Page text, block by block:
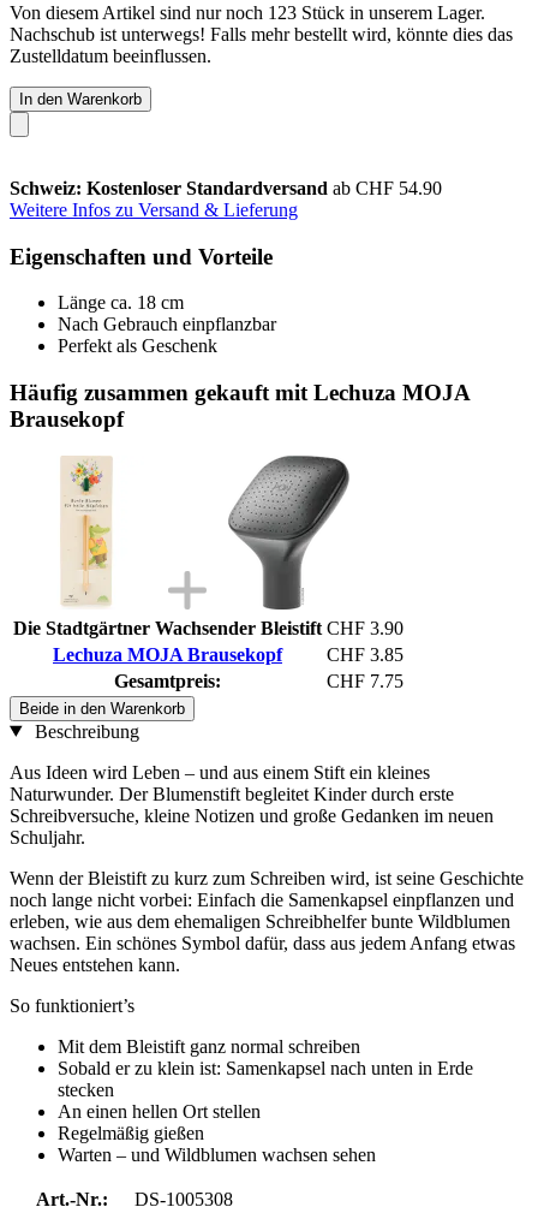
Von diesem Artikel sind nur noch 123 Stück in unserem Lager.
Nachschub ist unterwegs! Falls mehr bestellt wird, könnte dies das
Zustelldatum beeinflussen.
In den Warenkorb
Schweiz: Kostenloser Standardversand ab CHF 54.90
Weitere Infos zu Versand & Lieferung
Eigenschaften und Vorteile
Länge ca. 18 cm
Nach Gebrauch einpflanzbar
Perfekt als Geschenk
Häufig zusammen gekauft mit Lechuza MOJA
Brausekopf
Die Stadtgärtner Wachsender Bleistift CHF 3.90
Lechuza MOJA Brausekopf
CHF 3.85
Gesamtpreis:
CHF 7.75
Beide in den Warenkorb
Beschreibung
Aus Ideen wird Leben – und aus einem Stift ein kleines
Naturwunder. Der Blumenstift begleitet Kinder durch erste
Schreibversuche, kleine Notizen und große Gedanken im neuen
Schuljahr.
Wenn der Bleistift zu kurz zum Schreiben wird, ist seine Geschichte
noch lange nicht vorbei: Einfach die Samenkapsel einpflanzen und
erleben, wie aus dem ehemaligen Schreibhelfer bunte Wildblumen
wachsen. Ein schönes Symbol dafür, dass aus jedem Anfang etwas
Neues entstehen kann.
So funktioniert’s
Mit dem Bleistift ganz normal schreiben
Sobald er zu klein ist: Samenkapsel nach unten in Erde
stecken
An einen hellen Ort stellen
Regelmäßig gießen
Warten – und Wildblumen wachsen sehen
Art.-Nr.:
DS-1005308